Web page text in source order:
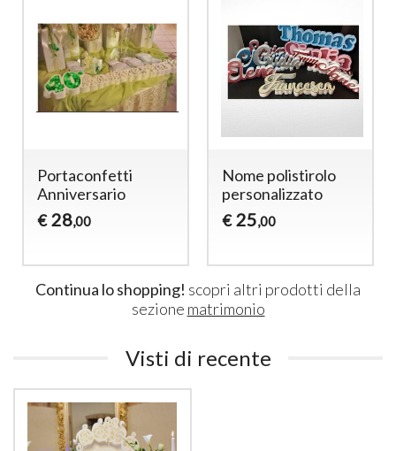
Portaconfetti
Anniversario
€ 28,00
Nome polistirolo
personalizzato
€ 25,00
Continua lo shopping! scopri altri prodotti della
sezione matrimonio
Visti di recente